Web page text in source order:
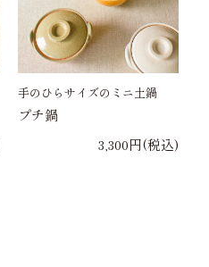
手のひらサイズのミニ土鍋
プチ鍋
3,300円(税込)